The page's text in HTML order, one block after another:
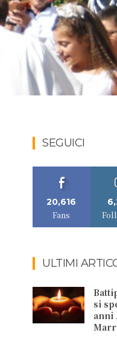
SEGUICI
20,616
Fans
ULTIMI
si
anni